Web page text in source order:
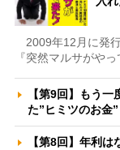
2009年12月に発
『突然マルサがや
【第9回】もう
た”ヒミツのお金
【第8回】年利